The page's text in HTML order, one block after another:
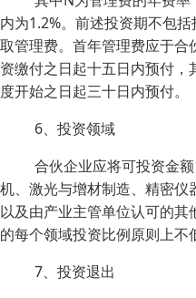
内为1.2%。前述投资期不包
取管理费。首年管理费应于合
资缴付之日起十五日内预付
度开始之日起三十日内预付。
6、投资领域
合伙企业应将可投资金
机、激光与增材制造、精密
以及由产业主管单位认可的
的每个领域投资比例原则上不
7、投资退出